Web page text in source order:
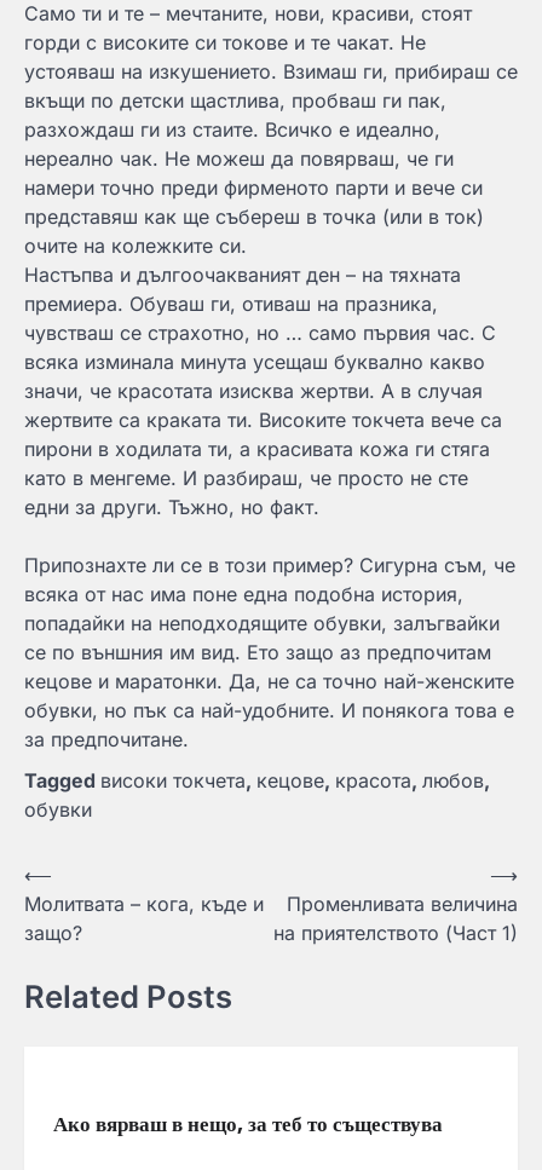
Само ти и те – мечтаните, нови, красиви, стоят
горди с високите си токове и те чакат. Не
устояваш на изкушението. Взимаш ги, прибираш се
вкъщи по детски щастлива, пробваш ги пак,
разхождаш ги из стаите. Всичко е идеално,
нереално чак. Не можеш да повярваш, че ги
намери точно преди фирменото парти и вече си
представяш как ще събереш в точка (или в ток)
очите на колежките си.
Настъпва и дългоочакваният ден – на тяхната
премиера. Обуваш ги, отиваш на празника,
чувстваш се страхотно, но … само първия час. С
всяка изминала минута усещаш буквално какво
значи, че красотата изисква жертви. А в случая
жертвите са краката ти. Високите токчета вече са
пирони в ходилата ти, а красивата кожа ги стяга
като в менгеме. И разбираш, че просто не сте
едни за други. Тъжно, но факт.
Припознахте ли се в този пример? Сигурна съм, че
всяка от нас има поне една подобна история,
попадайки на неподходящите обувки, залъгвайки
се по външния им вид. Ето защо аз предпочитам
кецове и маратонки. Да, не са точно най-женските
обувки, но пък са най-удобните. И понякога това е
за предпочитане.
Tagged високи токчета, кецове, красота, любов,
обувки
Навигация
⟵
Молитвата – кога, къде и
защо?
Променливата величина
на приятелството (Част 1)
⟶
Related Posts
Ако вярваш в нещо, за теб то съществува